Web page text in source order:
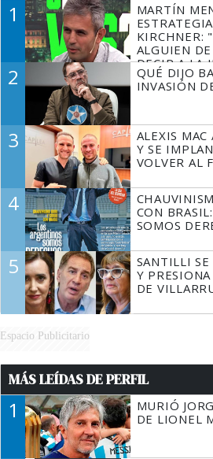
1
MARTÍN
KIRCHNER:
ALGUIEN
DECIR A LA
TIENE QUE
2
QUÉ DIJO
INVASIÓN
3
ALEXIS
Y SE
VOLVER AL
4
CON
SOMOS
5
SANTILLI
Y
DE
Espacio Publicitario
MÁS LEÍDAS DE PERFIL
1
MURIÓ
DE LIONEL